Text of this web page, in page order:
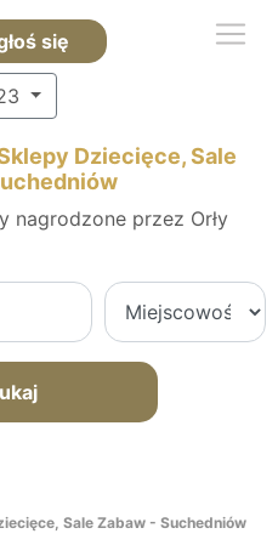
się
Dziecięce, Sale
nagrodzone przez Orły
Sale Zabaw - Suchedniów